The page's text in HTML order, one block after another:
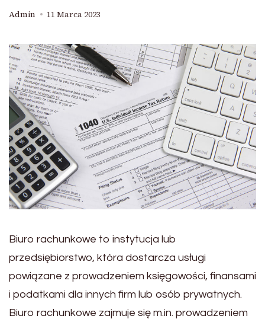
Admin 11 Marca 2023
Biuro rachunkowe to instytucja lub
przedsiębiorstwo, która dostarcza usługi
powiązane z prowadzeniem księgowości, finansami
i podatkami dla innych firm lub osób prywatnych.
Biuro rachunkowe zajmuje się m.in. prowadzeniem